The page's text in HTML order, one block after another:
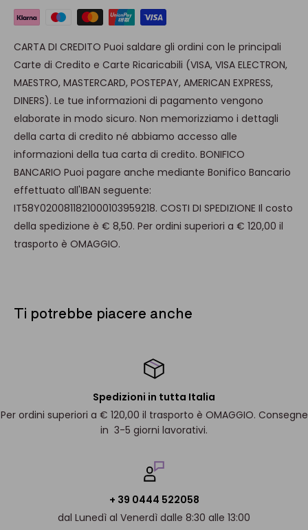
Possibilità di personalizzazione: contattaci a
info@brevettiwaf.it
CARTA DI CREDITO Puoi saldare gli ordini con le principali
Carte di Credito e Carte Ricaricabili (VISA, VISA ELECTRON,
MAESTRO, MASTERCARD, POSTEPAY, AMERICAN EXPRESS,
DINERS). Le tue informazioni di pagamento vengono
elaborate in modo sicuro. Non memorizziamo i dettagli
della carta di credito né abbiamo accesso alle
informazioni della tua carta di credito. BONIFICO
BANCARIO Puoi pagare anche mediante Bonifico Bancario
effettuato all'IBAN seguente:
IT58Y0200811821000103959218. COSTI DI SPEDIZIONE Il costo
della spedizione è € 8,50. Per ordini superiori a € 120,00 il
trasporto è OMAGGIO.
Ti potrebbe piacere anche
Spedizioni in tutta Italia
Per ordini superiori a € 120,00 il trasporto è OMAGGIO. Consegne
in 3-5 giorni lavorativi.
+ 39 0444 522058
dal Lunedì al Venerdì dalle 8:30 alle 13:00